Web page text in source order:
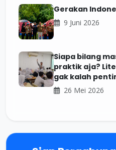
Gerakan
9 Juni 2026
Siapa bilang
praktik aja?
gak kalah
26 Mei 2026